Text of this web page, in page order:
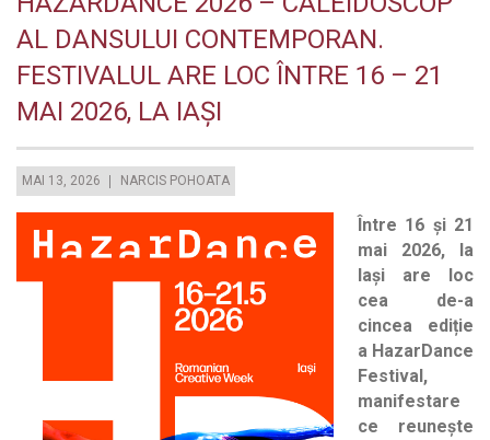
AL DANSULUI CONTEMPORAN.
FESTIVALUL ARE LOC ÎNTRE 16 – 21
MAI 2026, LA IAȘI
MAI 13, 2026 NARCIS POHOATA
Între 16 și 21
mai 2026, la
Iași are loc
cea de-a
cincea ediție
a HazarDance
Festival,
manifestare
ce reunește